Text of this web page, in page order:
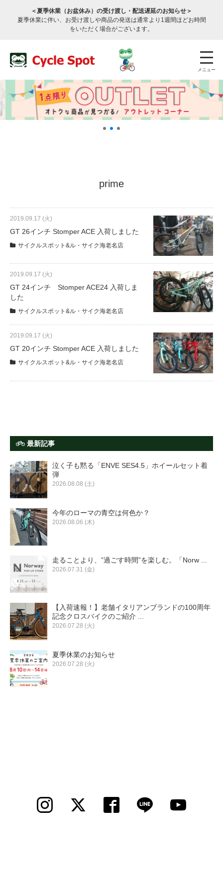
＜夏季休業（お盆休み）の受け渡し・配送遅延のお知らせ＞
夏季休業に伴い、お受け渡しや商品の発送は通常より1週間ほどお時間
をいただく場合がございます。
メニュー
盗難保証
SpotMateログイン
オリジナル自転車
PB全車種カタログ
eVita
コンテンツ
店舗ブログ
イベント
特集
メディア
求人情報
募集中の求人情報
prime
2019.09.17 (火)
GT 26インチ Stomper ACE 入荷しました
サイクルスポット&ル・サイク海老名店
2019.09.17 (火)
GT 24インチ Stomper ACE24 入荷しま
した
サイクルスポット&ル・サイク海老名店
2019.09.17 (火)
GT 20インチ Stomper ACE 入荷しました
サイクルスポット&ル・サイク海老名店
最新記事
泣く子も黙る「ENVE SES4.5」ホイールセット着
弾
2026.08.08 (土)
今年のローマの青空は何色か？
2026.08.06 (木)
走ることより、”過ごす時間”を楽しむ。「Norw ...
2026.07.31 (金)
【入荷速報！】老舗イタリアンブランドの100周年
記念クロスバイクのご紹介 ...
2026.07.28 (火)
夏季休業のお知らせ
2026.07.28 (火)